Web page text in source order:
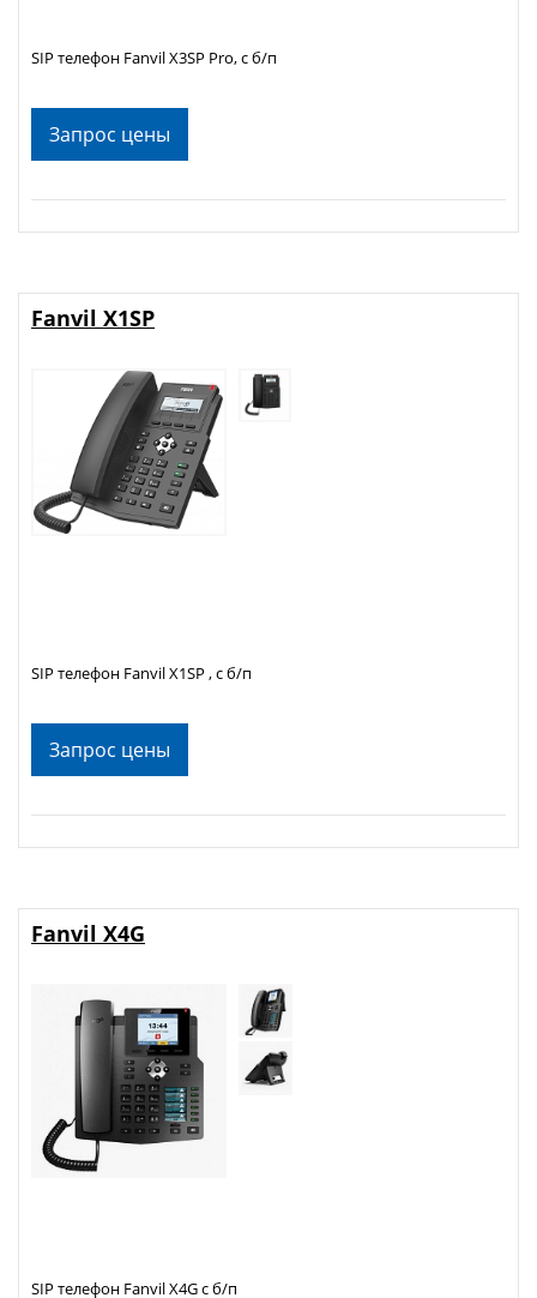
Запрос цены
SIP телефон Fanvil X3SP Pro, с б/п
Запрос цены
Fanvil X1SP
SIP телефон Fanvil X1SP , с б/п
Fanvil X4G
SIP телефон Fanvil X4G с б/п